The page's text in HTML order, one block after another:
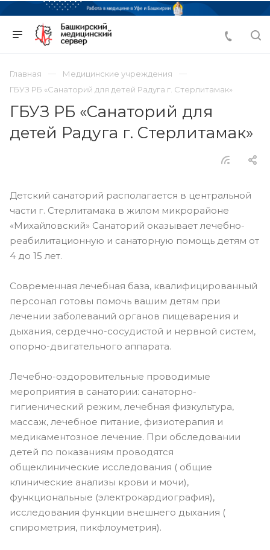
Главная
Медицинские учреждения
ГБУЗ РБ «Санаторий для детей Радуга г. Стерлитамак»
ГБУЗ РБ «Санаторий для
детей Радуга г. Стерлитамак»
Детский санаторий располагается в центральной
части г. Стерлитамака в жилом микрорайоне
«Михайловский» Санаторий оказывает лечебно-
реабилитационную и санаторную помощь детям от
4 до 15 лет.
Современная лечебная база, квалифицированный
персонал готовы помочь вашим детям при
лечении заболеваний органов пищеварения и
дыхания, сердечно-сосудистой и нервной систем,
опорно-двигательного аппарата.
Лечебно-оздоровительные проводимые
мероприятия в санатории: санаторно-
гигиенический режим, лечебная физкультура,
массаж, лечебное питание, физиотерапия и
медикаментозное лечение. При обследовании
детей по показаниям проводятся
общеклинические исследования ( общие
клинические анализы крови и мочи),
функциональные (электрокардиография),
исследования функции внешнего дыхания (
спирометрия, пикфлоуметрия).